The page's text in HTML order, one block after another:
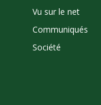
Vu sur le net
Communiqués
Société